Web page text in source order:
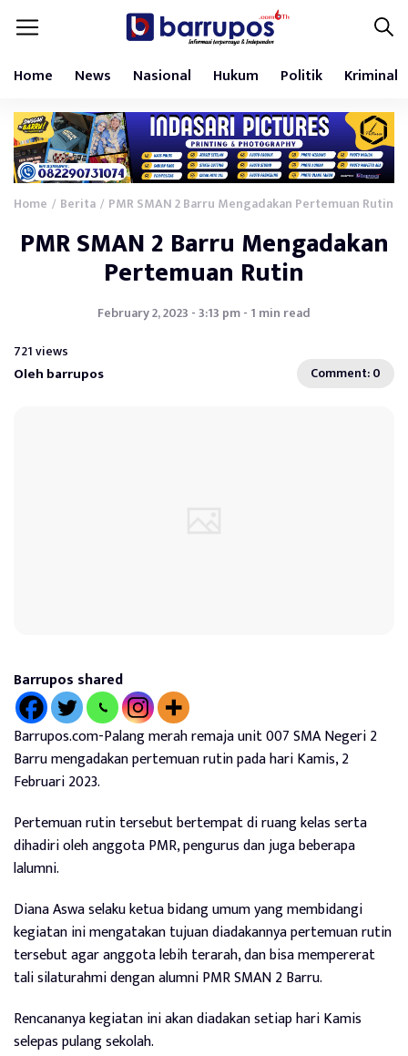
Home News Nasional Hukum Politik Kriminal
Home / Berita / PMR SMAN 2 Barru Mengadakan Pertemuan Rutin
PMR SMAN 2 Barru Mengadakan
Pertemuan Rutin
February 2, 2023 - 3:13 pm - 1 min read
721 views
Oleh barrupos Comment: 0
Barrupos shared
Barrupos.com-Palang merah remaja unit 007 SMA Negeri 2
Barru mengadakan pertemuan rutin pada hari Kamis, 2
Februari 2023.
Pertemuan rutin tersebut bertempat di ruang kelas serta
dihadiri oleh anggota PMR, pengurus dan juga beberapa
lalumni.
Diana Aswa selaku ketua bidang umum yang membidangi
kegiatan ini mengatakan tujuan diadakannya pertemuan rutin
tersebut agar anggota lebih terarah, dan bisa mempererat
tali silaturahmi dengan alumni PMR SMAN 2 Barru.
Rencananya kegiatan ini akan diadakan setiap hari Kamis
selepas pulang sekolah.